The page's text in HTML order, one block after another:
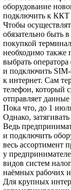
оборудование
подключить к
Чтобы
обязательно быть
покупкой
необходимо также
выбрать
и подключить
к интернет. Сам
телефон, который
отправляет
Пока что, до 1
Однако,
Ведь
и подключить
весь ассортимент
у
видов систем
наёмных рабочих
Для крупных